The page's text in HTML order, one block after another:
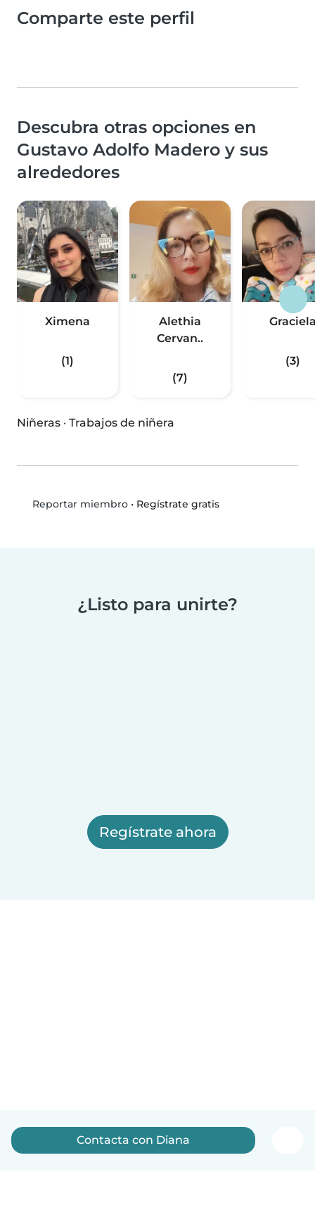
Comparte este perfil
Descubra otras opciones en
Gustavo Adolfo Madero y sus
alrededores
Ximena
(1)
Alethia
Cervan..
(7)
(3)
Niñeras · Trabajos de niñera
Reportar miembro• Regístrate gratis
¿Listo para unirte?
Regístrate ahora
Contacta con Diana